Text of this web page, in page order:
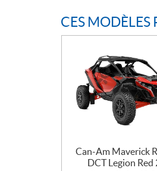
CES MODÈLES
Can-Am Maverick
DCT Legion Red